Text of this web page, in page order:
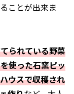
ことが出来ま
られている野菜
使った石窯ピッ
ウスで収穫され